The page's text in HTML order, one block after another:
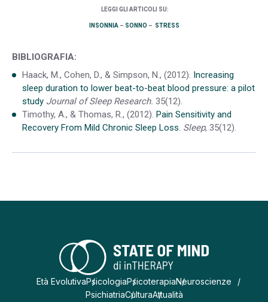
LEGGI GLI ARTICOLI SU:
INSONNIA– SONNO – STRESS
BIBLIOGRAFIA:
Haack, M., Cohen, D., & Simpson, N., (2012). Increasing
sleep duration to lower beat-to-beat blood pressure: a pilot
study Journal of Sleep Research. 35(12).
Timothy, A., & Thomas, R., (2012). Pain Sensitivity and
Recovery From Mild Chronic Sleep Loss. Sleep, 35(12).
Età EvolutivaPsicologiaPsicoterapiaNeuroscienze
PsichiatriaCulturaAttualità